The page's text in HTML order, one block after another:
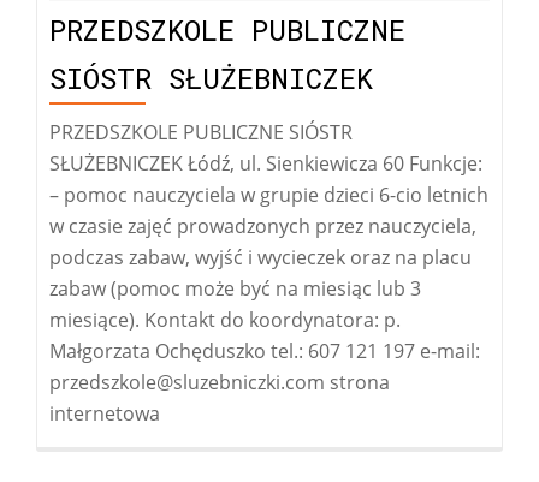
PRZEDSZKOLE PUBLICZNE
SIÓSTR SŁUŻEBNICZEK
PRZEDSZKOLE PUBLICZNE SIÓSTR
SŁUŻEBNICZEK Łódź, ul. Sienkiewicza 60 Funkcje:
– pomoc nauczyciela w grupie dzieci 6-cio letnich
w czasie zajęć prowadzonych przez nauczyciela,
podczas zabaw, wyjść i wycieczek oraz na placu
zabaw (pomoc może być na miesiąc lub 3
miesiące). Kontakt do koordynatora: p.
Małgorzata Ochęduszko tel.: 607 121 197 e-mail:
przedszkole@sluzebniczki.com strona
internetowa